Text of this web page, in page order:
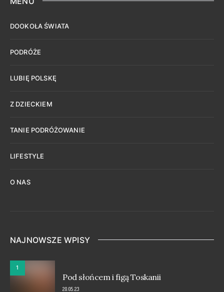
DOOKOŁA ŚWIATA
PODRÓŻE
LUBIĘ POLSKĘ
Z DZIECKIEM
TANIE PODRÓŻOWANIE
LIFESTYLE
O NAS
NAJNOWSZE WPISY
1
Pod słońcem i figą Toskanii
20.05.23